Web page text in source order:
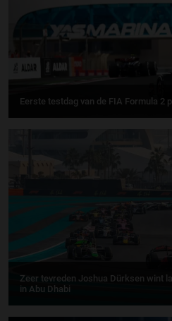
Eerste testdag van de FIA Formula 2
Zeer tevreden Joshua Dürksen wint
in Abu Dhabi